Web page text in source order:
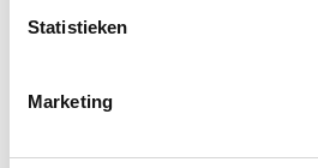
Statistieken
Marketing